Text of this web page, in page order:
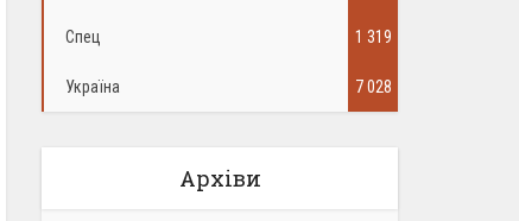
Спец 1 319
Україна 7 028
Архіви